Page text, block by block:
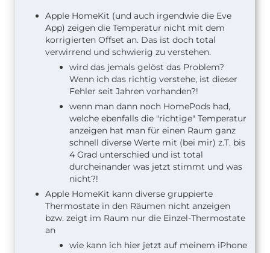
Apple HomeKit (und auch irgendwie die Eve
App) zeigen die Temperatur nicht mit dem
korrigierten Offset an. Das ist doch total
verwirrend und schwierig zu verstehen.
wird das jemals gelöst das Problem?
Wenn ich das richtig verstehe, ist dieser
Fehler seit Jahren vorhanden?!
wenn man dann noch HomePods had,
welche ebenfalls die "richtige" Temperatur
anzeigen hat man für einen Raum ganz
schnell diverse Werte mit (bei mir) z.T. bis
4 Grad unterschied und ist total
durcheinander was jetzt stimmt und was
nicht?!
Apple HomeKit kann diverse gruppierte
Thermostate in den Räumen nicht anzeigen
bzw. zeigt im Raum nur die Einzel-Thermostate
an
wie kann ich hier jetzt auf meinem iPhone